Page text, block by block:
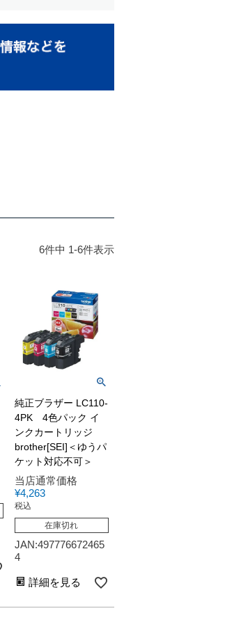
6件中 1-6件表示
純正ブラザー LC110-
4PK 4色パック イ
ンクカートリッジ
brother[SEI]＜ゆうパ
ケット対応不可＞
当店通常価格
¥4,263
税込
在庫切れ
JAN:497776672465
4
詳細を見る